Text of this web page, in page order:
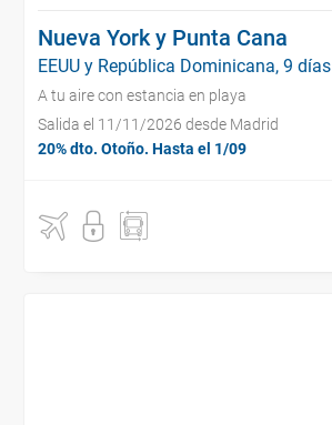
Nueva York y Punta Cana
EEUU y República Dominicana, 9 días
A tu aire con estancia en playa
Salida el 11/11/2026 desde Madrid
20% dto. Otoño. Hasta el 1/09